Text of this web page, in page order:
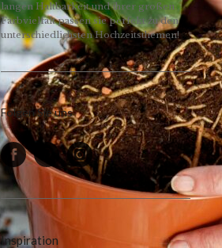
langen Haltbarkeit und ihrer großen
Farbvielfalt passen sie perfekt zu den
unterschiedlichsten Hochzeitsthemen!
Folgen Sie uns
Inspiration